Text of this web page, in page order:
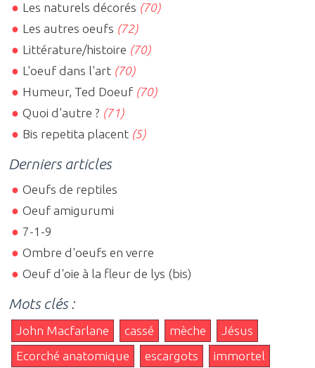
Les naturels décorés (70)
Les autres oeufs (72)
Littérature/histoire (70)
L'oeuf dans l'art (70)
Humeur, Ted Doeuf (70)
Quoi d'autre ? (71)
Bis repetita placent (5)
Derniers articles
Oeufs de reptiles
Oeuf amigurumi
7-1-9
Ombre d'oeufs en verre
Oeuf d'oie à la fleur de lys (bis)
Mots clés :
John Macfarlane cassé mèche
Jésus
Ecorché anatomique
escargots
immortel